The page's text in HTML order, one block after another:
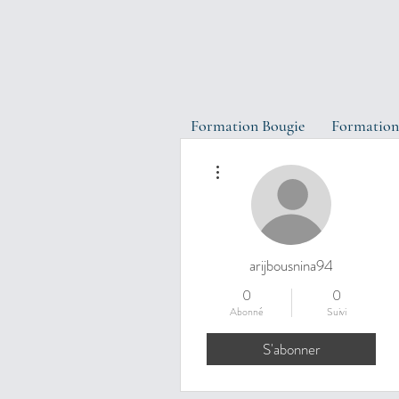
Formation Bougie
arijbousnina94
0
Abonné
0
Suivi
S'abonner